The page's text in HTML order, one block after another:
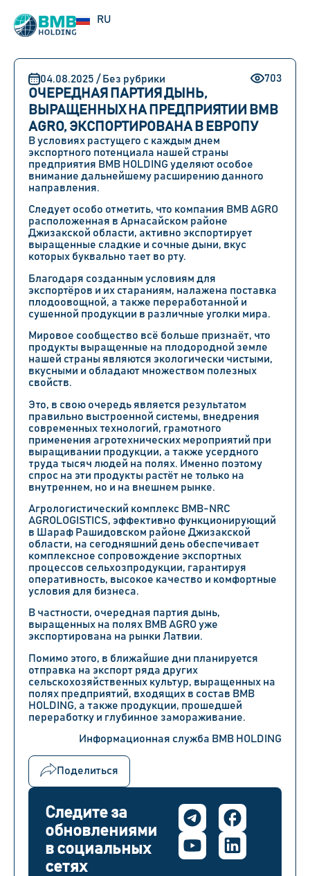
RU
EN
04.08.2025 / Без рубрики 703
ОЧЕРЕДНАЯ ПАРТИЯ ДЫНЬ,
ВЫРАЩЕННЫХ НА ПРЕДПРИЯТИИ BMB
AGRO, ЭКСПОРТИРОВАНА В ЕВРОПУ
В условиях растущего с каждым днем
экспортного потенциала нашей страны
предприятия BMB HOLDING уделяют особое
внимание дальнейшему расширению данного
направления.
Следует особо отметить, что компания BMB AGRO
расположенная в Арнасайском районе
Джизакской области, активно экспортирует
выращенные сладкие и сочные дыни, вкус
которых буквально тает во рту.
Благодаря созданным условиям для
экспортёров и их стараниям, налажена поставка
плодоовощной, а также переработанной и
сушенной продукции в различные уголки мира.
Мировое сообщество всё больше признаёт, что
продукты выращенные на плодородной земле
нашей страны являются экологически чистыми,
вкусными и обладают множеством полезных
свойств.
Это, в свою очередь является результатом
правильно выстроенной системы, внедрения
современных технологий, грамотного
применения агротехнических мероприятий при
выращивании продукции, а также усердного
труда тысяч людей на полях. Именно поэтому
спрос на эти продукты растёт не только на
внутреннем, но и на внешнем рынке.
Агрологистический комплекс BMB-NRC
AGROLOGISTICS, эффективно функционирующий
в Шараф Рашидовском районе Джизакской
области, на сегодняшний день обеспечивает
комплексное сопровождение экспортных
процессов сельхозпродукции, гарантируя
оперативность, высокое качество и комфортные
условия для бизнеса.
В частности, очередная партия дынь,
выращенных на полях BMB AGRO уже
экспортирована на рынки Латвии.
Помимо этого, в ближайшие дни планируется
отправка на экспорт ряда других
сельскохозяйственных культур, выращенных на
полях предприятий, входящих в состав BMB
HOLDING, а также продукции, прошедшей
переработку и глубинное замораживание.
Информационная служба BMB HOLDING
Поделиться
Следите за
обновлениями
в социальных
сетях